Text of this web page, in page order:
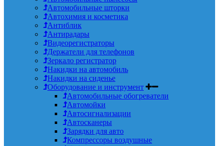
Автомобильные шторки
Автохимия и косметика
Антиблик
Антирадары
Видеорегистраторы
Держатели для телефонов
Зеркало регистратор
Накидки на автомобиль
Накидки на сиденье
Оборудование и инструмент
Автомобильные обогреватели
Автомойки
Автосигнализации
Автосканеры
Зарядки для авто
Компрессоры воздушные